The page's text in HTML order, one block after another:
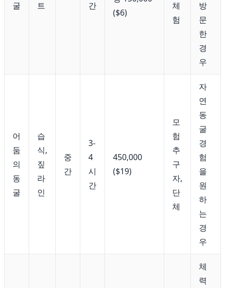
굴 트 간
($6)
체
험
방
문
한
경
우
어
둠
의
동
굴
습
식,
짚
라
인
중
간
3-
4
시
간
450,000
($19)
모
험
추
구
자,
단
체
자
연
동
굴
경
험
을
원
하
는
경
우
체
력